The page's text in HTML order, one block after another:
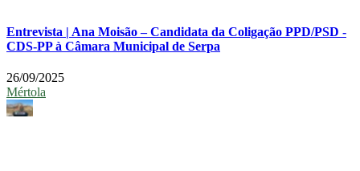
Entrevista | Ana Moisão – Candidata da Coligação PPD/PSD -
CDS-PP à Câmara Municipal de Serpa
26/09/2025
Mértola